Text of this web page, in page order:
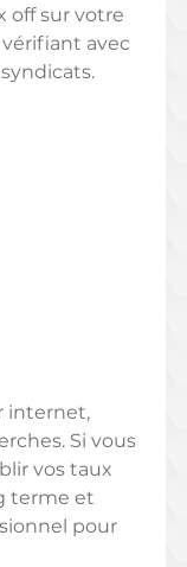
off sur votre
avec
internet,
Si vous
vos taux
terme et
pour